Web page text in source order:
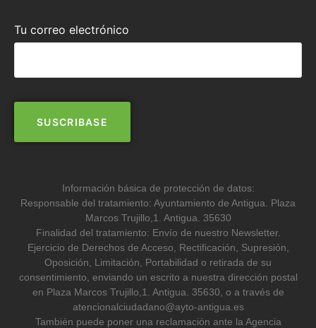
Tu correo electrónico
Información básica de protección de datos:
Responsable del tratamiento: Ayuntamiento de Antigua. Plaza
Marcos Trujillo,1. Antigua. 35630
Finalidad del tratamiento: Envío de nuestro Newsletter.
Ejercicio de Derechos de Acceso, Rectificación, Supresión,
Oposición, Limitación, Portabilidad o retirada de su
consentimiento, enviando un escrito a nuestra dirección postal
en Plaza Marcos Trujillo,1. Antigua. 35630, o a través de
atencionalciudadano@ayto-antigua.es
También puede poner una reclamación ante la Agencia